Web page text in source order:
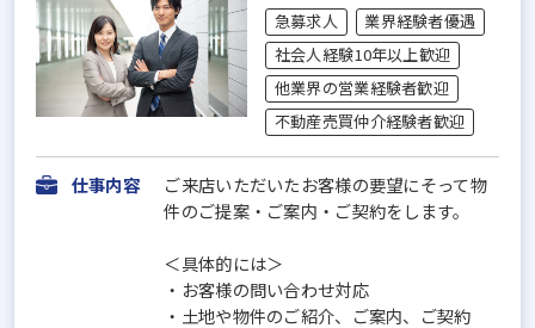
急募求人
業界経験者優遇
社会人経験10年以上歓迎
他業界の営業経験者歓迎
不動産売買仲介経験者歓迎
仕事内容
ご来店いただいたお客様の要望にそって物
件のご提案・ご案内・ご契約をします。
＜具体的には＞
・お客様の問い合わせ対応
・⼟地や物件のご紹介、ご案内、ご契約